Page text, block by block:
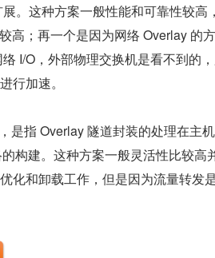
。这种方案一般性能和可靠性较高
高；再一个是因为网络 Overlay 的
I/O，外部物理交换机是看不到的
行加速。
是指 Overlay 隧道封装的处理在主
构建。这种方案一般灵活性比较高
化和卸载工作，但是因为流量转发